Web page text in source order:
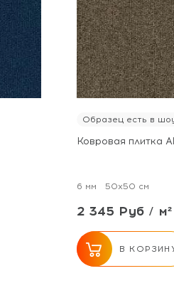
Образец есть в
Ковровая плитка
6 мм 50x50 см
2 345 Руб / м²
В